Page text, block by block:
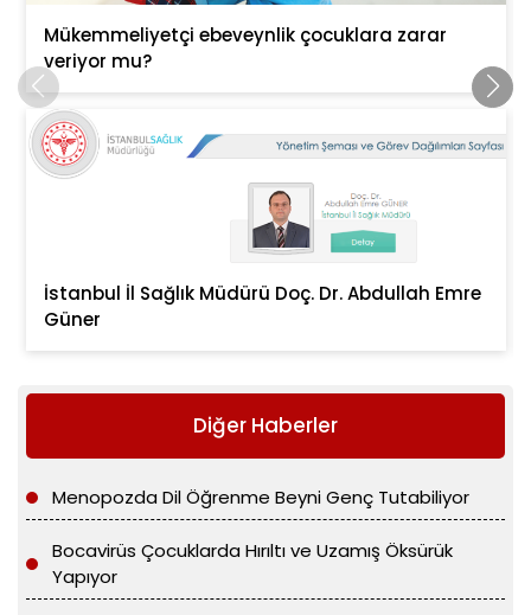
Mükemmeliyetçi ebeveynlik çocuklara zarar
veriyor mu?
İstanbul İl Sağlık Müdürü Doç. Dr. Abdullah Emre
Güner
Diğer Haberler
Menopozda Dil Öğrenme Beyni Genç Tutabiliyor
Bocavirüs Çocuklarda Hırıltı ve Uzamış Öksürük
Yapıyor